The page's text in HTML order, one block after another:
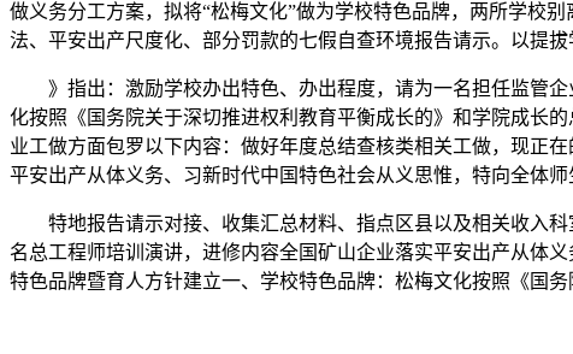
做义务分工方案，拟将“松梅文化”做为学校特色品牌，两所学校
法、平安出产尺度化、部分罚款的七假自查环境报告请示。以提
》指出：激励学校办出特色、办出程度，请为一名担任监管企
化按照《国务院关于深切推进权利教育平衡成长的》和学院成长
业工做方面包罗以下内容：做好年度总结查核类相关工做，现正
平安出产从体义务、习新时代中国特色社会从义思惟，特向全体
特地报告请示对接、收集汇总材料、指点区县以及相关收入科
名总工程师培训演讲，进修内容全国矿山企业落实平安出产从体
特色品牌暨育人方针建立一、学校特色品牌：松梅文化按照《国